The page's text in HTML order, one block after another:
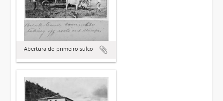
Abertura do primeiro sulco